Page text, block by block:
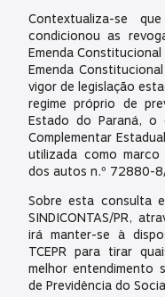
Contextualiza-se
condicionou as
Emenda
Emenda
vigor de legislação
regime próprio de
Estado do Paraná,
Complementar
utilizada como
dos autos n.º 72880-
Sobre esta consulta
SINDICONTAS/PR,
irá manter-se à
TCEPR para tirar
melhor entendimento
de Previdência do